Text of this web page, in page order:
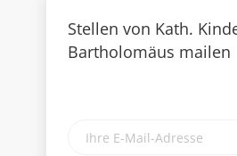
Stellen von Kath.
Bartholomäus mailen